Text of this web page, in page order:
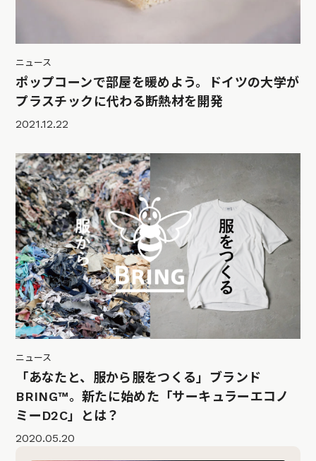
ニュース
ポップコーンで部屋を暖めよう。ドイツの大学が
プラスチックに代わる断熱材を開発
2021.12.22
ニュース
「あなたと、服から服をつくる」ブランド
BRING™。新たに始めた「サーキュラーエコノ
ミーD2C」とは？
2020.05.20